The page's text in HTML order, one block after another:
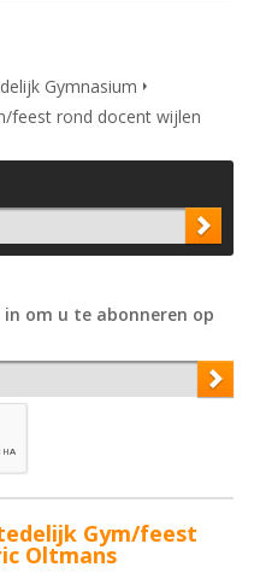
Gymnasium
feest rond docent wijlen
om u te abonneren op
Gym/feest
Oltmans